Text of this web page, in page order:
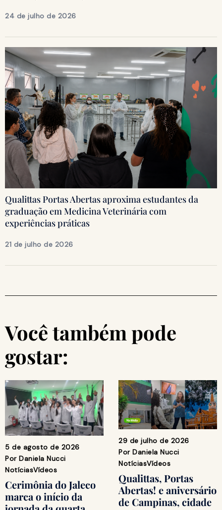
24 de julho de 2026
Qualittas Portas Abertas aproxima estudantes da
graduação em Medicina Veterinária com
experiências práticas
21 de julho de 2026
Você também pode
gostar:
5 de agosto de 2026
Por Daniela Nucci
NotíciasVídeos
Cerimônia do Jaleco
marca o início da
29 de julho de 2026
Por Daniela Nucci
NotíciasVídeos
Qualittas, Portas
Abertas! e aniversário
de Campinas, cidade